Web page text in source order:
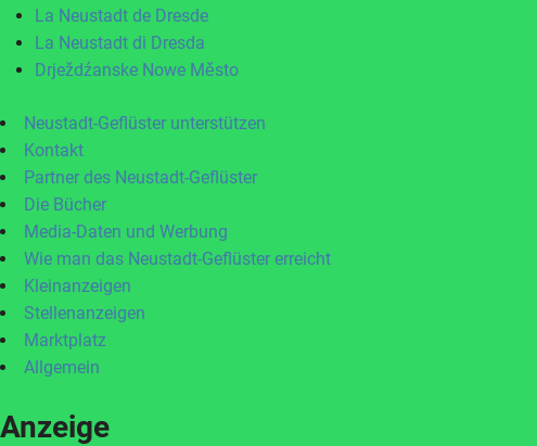
La Neustadt de Dresde
La Neustadt di Dresda
Drježdźanske Nowe Město
Neustadt-Geflüster unterstützen
Kontakt
Partner des Neustadt-Geflüster
Die Bücher
Media-Daten und Werbung
Wie man das Neustadt-Geflüster erreicht
Kleinanzeigen
Stellenanzeigen
Marktplatz
Allgemein
Anzeige